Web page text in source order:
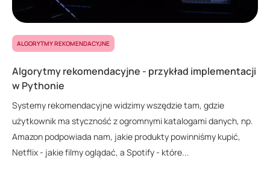
ALGORYTMY REKOMENDACYJNE
Algorytmy rekomendacyjne - przykład implementacji
w Pythonie
Systemy rekomendacyjne widzimy wszędzie tam, gdzie
użytkownik ma styczność z ogromnymi katalogami danych, np.
Amazon podpowiada nam, jakie produkty powinniśmy kupić,
Netflix - jakie filmy oglądać, a Spotify - które...